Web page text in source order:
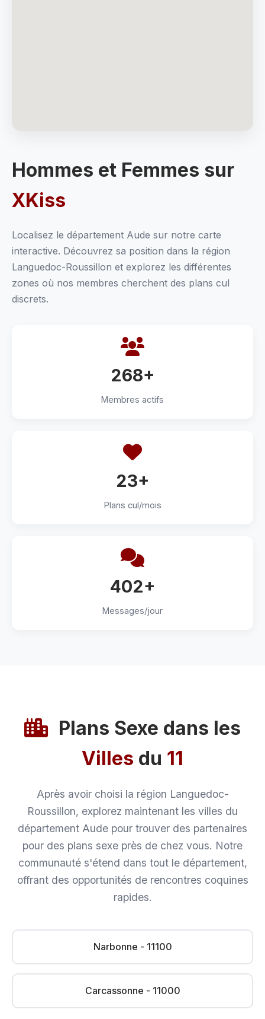
Hommes et Femmes sur
XKiss
Localisez le département Aude sur notre carte
interactive. Découvrez sa position dans la région
Languedoc-Roussillon et explorez les différentes
zones où nos membres cherchent des plans cul
discrets.
268+
Membres actifs
23+
Plans cul/mois
402+
Messages/jour
Plans Sexe dans les
Villes du 11
Après avoir choisi la région Languedoc-
Roussillon, explorez maintenant les villes du
département Aude pour trouver des partenaires
pour des plans sexe près de chez vous. Notre
communauté s'étend dans tout le département,
offrant des opportunités de rencontres coquines
rapides.
Narbonne - 11100
Carcassonne - 11000